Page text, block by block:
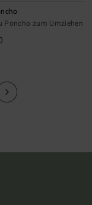
Poncho zum Umziehen